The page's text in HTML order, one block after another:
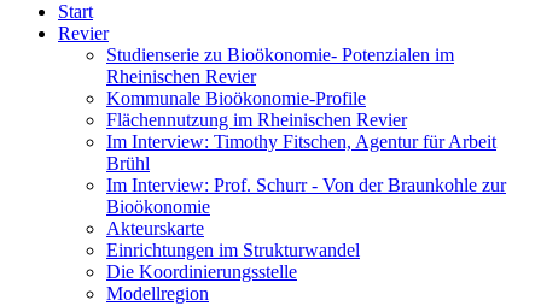
Start
Revier
Studienserie zu Bioökonomie- Potenzialen im
Rheinischen Revier
Kommunale Bioökonomie-Profile
Flächennutzung im Rheinischen Revier
Im Interview: Timothy Fitschen, Agentur für Arbeit
Brühl
Im Interview: Prof. Schurr - Von der Braunkohle zur
Bioökonomie
Akteurskarte
Einrichtungen im Strukturwandel
Die Koordinierungsstelle
Modellregion